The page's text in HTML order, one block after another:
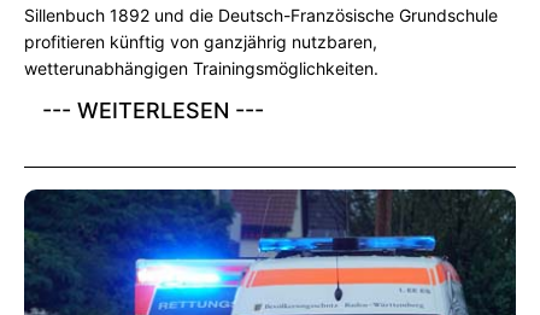
Sillenbuch 1892 und die Deutsch-Französische Grundschule
profitieren künftig von ganzjährig nutzbaren,
wetterunabhängigen Trainingsmöglichkeiten.
--- WEITERLESEN ---